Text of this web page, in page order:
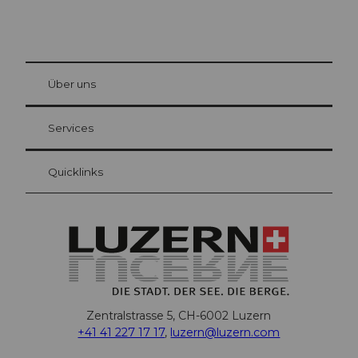
Gästekarte Luzern
Ihre Vorteile als Übernachtungsgast
at Bre
Über uns
Services
Quicklinks
Zentralstrasse 5, CH-6002 Luzern
+41 41 227 17 17, luzern@luzern.com